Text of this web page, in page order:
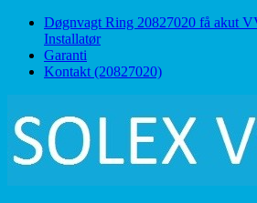
Main
Døgnvagt Ring 20827020 få akut
Installatør
Garanti
Kontakt (20827020)